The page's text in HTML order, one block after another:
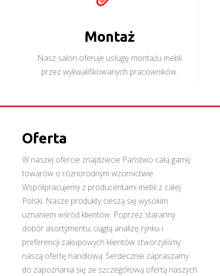
Montaż
Nasz salon oferuje usługę montażu mebli
przez wykwalifikowanych pracowników.
Oferta
W naszej ofercie znajdziecie Państwo całą gamę
towarów o różnorodnym wzornictwie.
Współpracujemy z producentami mebli z całej
Polski. Nasze produkty cieszą się wysokim
uznaniem wśród klientów. Poprzez staranny
dobór asortymentu, ciągłą analizę rynku i
preferencji zakupowych klientów stworzyliśmy
naszą ofertę handlową. Serdecznie zapraszamy
do zapoznania się ze szczegółową ofertą naszych